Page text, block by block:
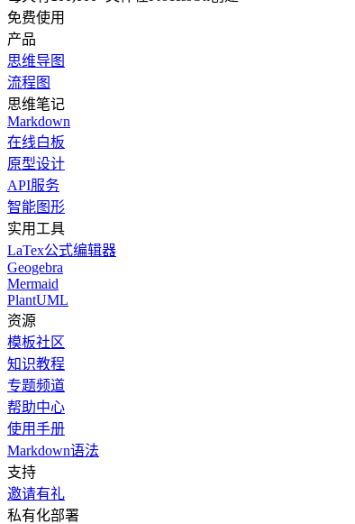
免费使用
产品
思维导图
流程图
思维笔记
Markdown
在线白板
原型设计
API服务
智能图形
实用工具
LaTex公式编辑器
Geogebra
Mermaid
PlantUML
资源
模板社区
知识教程
专题频道
帮助中心
使用手册
Markdown语法
支持
邀请有礼
私有化部署